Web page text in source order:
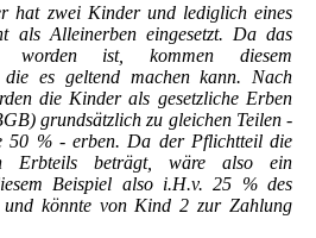
hat zwei Kinder und lediglich eines
als Alleinerben eingesetzt. Da das
ist, kommen diesem
die es geltend machen kann. Nach
die Kinder als gesetzliche Erben
grundsätzlich zu gleichen Teilen -
50 % - erben. Da der Pflichtteil die
Erbteils beträgt, wäre also ein
Beispiel also i.H.v. 25 % des
und könnte von Kind 2 zur Zahlung